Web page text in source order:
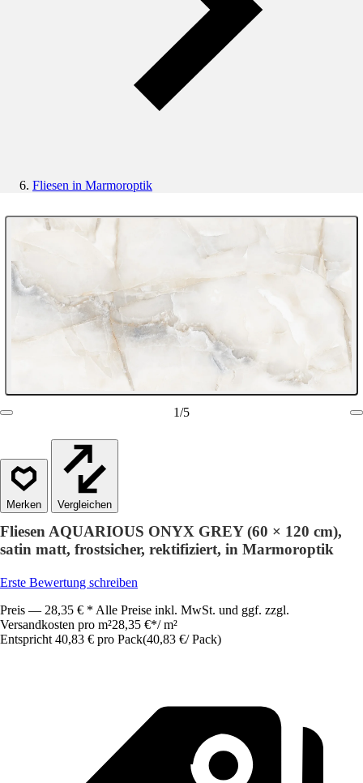
Fliesen in Marmoroptik
1/5
Vergleichen
Fliesen AQUARIOUS ONYX GREY (60 × 120 cm),
satin matt, frostsicher, rektifiziert, in Marmoroptik
Erste Bewertung schreiben
Preis — 28,35 € * Alle Preise inkl. MwSt. und ggf. zzgl.
Versandkosten pro m²28,35 €*/ m²
Entspricht 40,83 € pro Pack(40,83 €/ Pack)